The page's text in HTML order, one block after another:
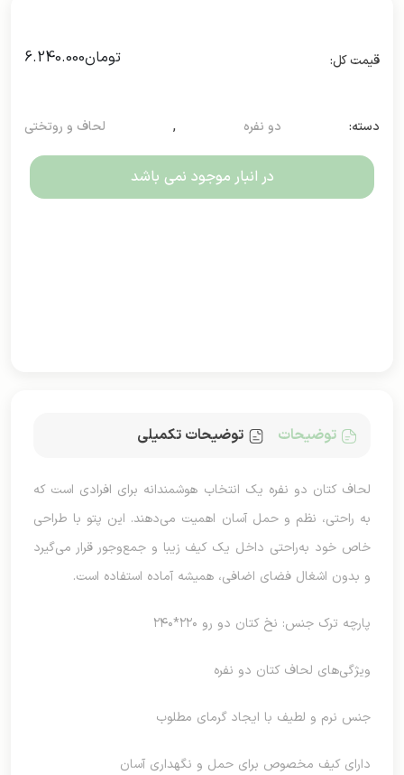
تومان6.240.000
دسته: دو نفره , لحاف و روتختی
در انبار موجود نمی باشد
توضیحات توضیحات تکمیلی
لحاف کتان دو نفره یک انتخاب هوشمندانه برای افرادی است که
به راحتی، نظم و حمل آسان اهمیت می‌دهند. این پتو با طراحی
خاص خود به‌راحتی داخل یک کیف زیبا و جمع‌وجور قرار می‌گیرد
و بدون اشغال فضای اضافی، همیشه آماده استفاده است.
پارچه ترک جنس: نخ کتان دو رو ۲۲۰*۲۴۰
ویژگی‌های لحاف کتان دو نفره
جنس نرم و لطیف با ایجاد گرمای مطلوب
دارای کیف مخصوص برای حمل و نگهداری آسان